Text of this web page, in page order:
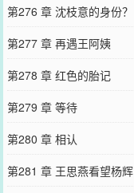
第276 章 沈枝意的身份？
第277 章 再遇王阿姨
第278 章 红色的胎记
第279 章 等待
第280 章 相认
第281 章 王思燕看望杨辉